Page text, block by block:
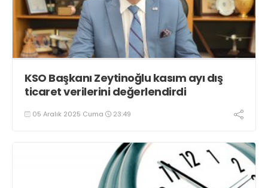
KSO Başkanı Zeytinoğlu kasım ayı dış
ticaret verilerini değerlendirdi
05 Aralık 2025 Cuma 23:49